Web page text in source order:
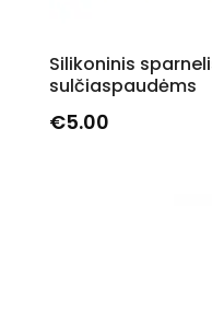
Silikoninis
sulčiaspaudėms
€5.00